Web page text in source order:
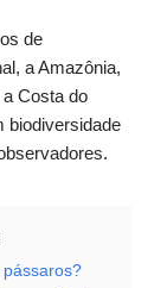
de
a Amazônia,
Costa do
biodiversidade